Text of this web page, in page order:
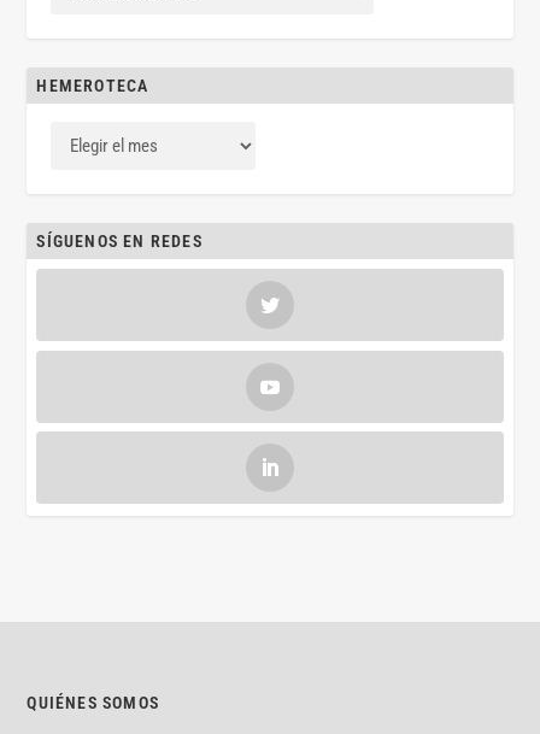
HEMEROTECA
SÍGUENOS EN REDES
QUIÉNES SOMOS